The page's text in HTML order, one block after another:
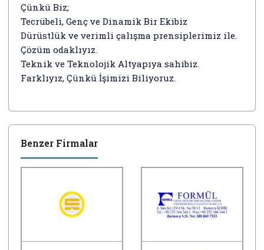
Çünkü Biz;
Tecrübeli, Genç ve Dinamik Bir Ekibiz
Dürüstlük ve verimli çalışma prensiplerimiz ile.
Çözüm odaklıyız.
Teknik ve Teknolojik Altyapıya sahibiz.
Farklıyız, Çünkü İşimizi Biliyoruz.
Benzer Firmalar